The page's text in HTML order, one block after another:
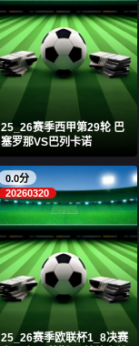
25_26赛季西甲第29轮 巴
塞罗那VS巴列卡诺
0.0分
20260320
25_26赛季欧联杯1_8决赛